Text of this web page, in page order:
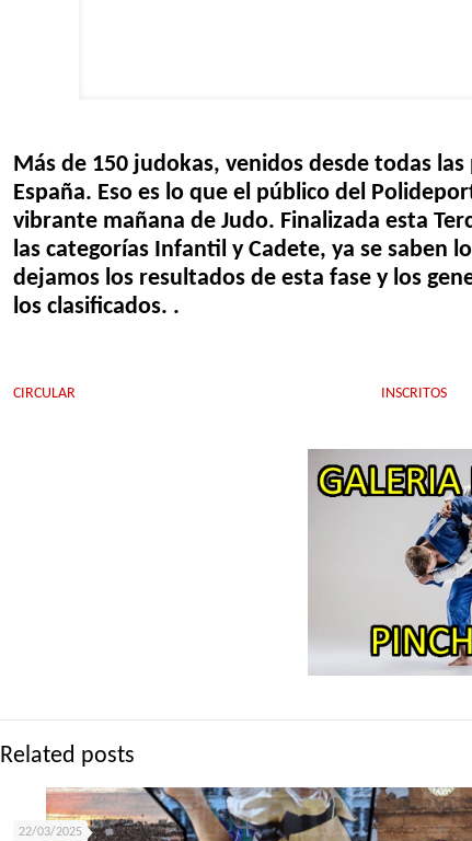
Más de 150 judokas, venidos desde todas
España. Eso es lo que el público del
vibrante mañana de Judo. Finalizada esta
las categorías Infantil y Cadete, ya se saben
dejamos los resultados de esta fase y los
los clasificados. .
CIRCULAR INSCRITOS
Related posts
22/03/2025